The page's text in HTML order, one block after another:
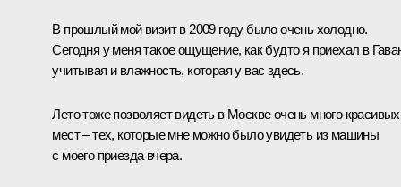
В прошлый мой визит в 2009 году было очень холодно.
Сегодня у меня такое ощущение, как будто я приехал в
учитывая и влажность, которая у вас здесь.
Лето тоже позволяет видеть в Москве очень много красивых
мест – тех, которые мне можно было увидеть из машины
с моего приезда вчера.